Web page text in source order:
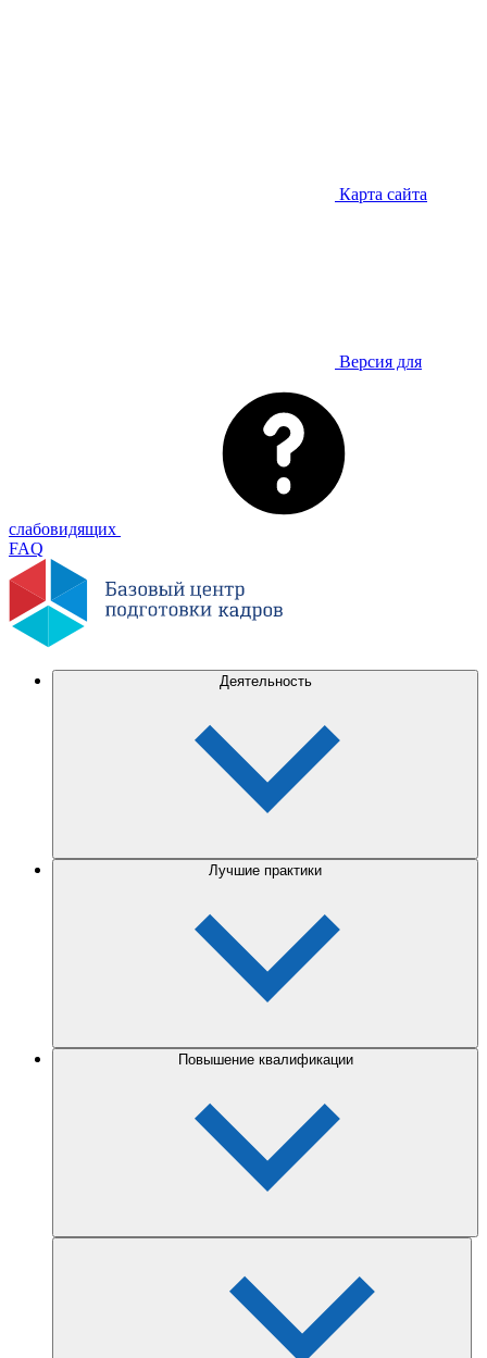
Карта сайта
Версия для
слабовидящих
FAQ
Деятельность
Лучшие практики
Повышение квалификации